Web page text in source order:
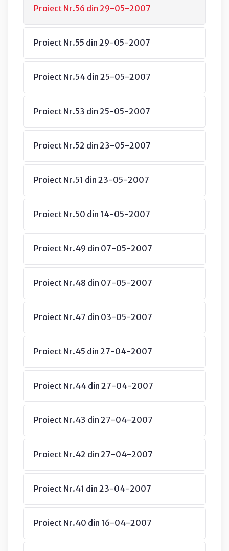
Proiect Nr.56 din 29-05-2007
Proiect Nr.55 din 29-05-2007
Proiect Nr.54 din 25-05-2007
Proiect Nr.53 din 25-05-2007
Proiect Nr.52 din 23-05-2007
Proiect Nr.51 din 23-05-2007
Proiect Nr.50 din 14-05-2007
Proiect Nr.49 din 07-05-2007
Proiect Nr.48 din 07-05-2007
Proiect Nr.47 din 03-05-2007
Proiect Nr.45 din 27-04-2007
Proiect Nr.44 din 27-04-2007
Proiect Nr.43 din 27-04-2007
Proiect Nr.42 din 27-04-2007
Proiect Nr.41 din 23-04-2007
Proiect Nr.40 din 16-04-2007